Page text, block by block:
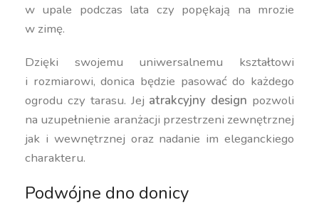
w upale podczas lata czy popękają na mrozie
w zimę.
Dzięki swojemu uniwersalnemu kształtowi
i rozmiarowi, donica będzie pasować do każdego
ogrodu czy tarasu. Jej atrakcyjny design pozwoli
na uzupełnienie aranżacji przestrzeni zewnętrznej
jak i wewnętrznej oraz nadanie im eleganckiego
charakteru.
Podwójne dno donicy